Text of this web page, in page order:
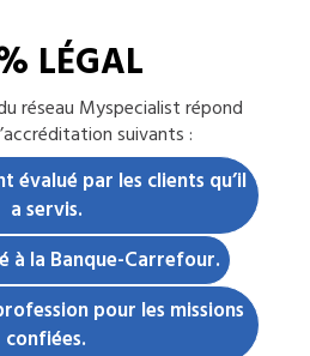
LÉGAL
réseau Myspecialist répond
suivants :
évalué par les clients qu’il
a servis.
à la Banque-Carrefour.
pour les missions
confiées.